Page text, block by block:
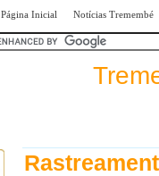
Página Inicial Notícias Tremembé